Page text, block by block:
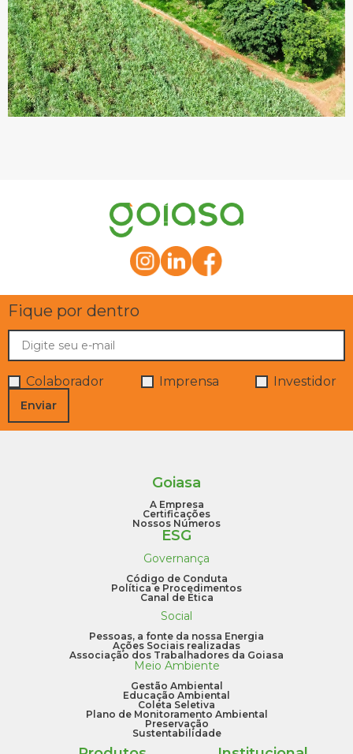
Fique por dentro
Colaborador Imprensa Investidor
Enviar
Goiasa
A Empresa
Certificações
Nossos Números
ESG
Governança
Código de Conduta
Política e Procedimentos
Canal de Ética
Social
Pessoas, a fonte da nossa Energia
Ações Sociais realizadas
Associação dos Trabalhadores da Goiasa
Meio Ambiente
Gestão Ambiental
Educação Ambiental
Coleta Seletiva
Plano de Monitoramento Ambiental
Preservação
Sustentabilidade